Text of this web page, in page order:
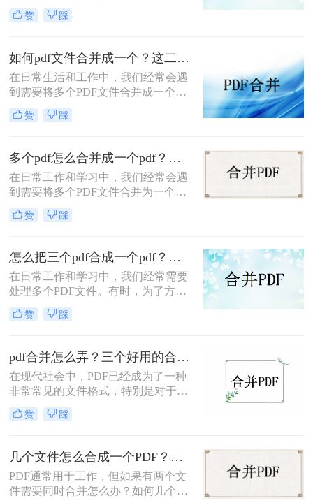
PDF文件合并为一个时。合并PDF文
件可以方便我们管理和分享信息，提
呢？本文将为您介绍几种简单易行的
方法，帮助您轻松合并两个PDF文
件。
赞 踩
如何pdf文件合并成一个？这二种操作方法十分简单！
在日常生活和工作中，我们经常会遇
到需要将多个PDF文件合并成一个的
情况。这种需求在整理报告、收集资
料或准备演示文稿时尤为常见。合并
还能提高查阅效率。那么如何pdf文件
合并成一个呢？下面，我们将介绍几
种简单有效的方法，帮助您轻松地将
多个PDF文件合并成一个。
赞 踩
多个pdf怎么合并成一个pdf？分享简单易操作的三种方法！
在日常工作和学习中，我们经常会遇
到需要将多个PDF文件合并为一个的
情况。例如，你可能需要将多个章节
的PDF文件合并为一个完整的书籍，
个总的报告。下面，我将为你详细介
绍多个PDF怎么合并成一个PDF。
赞 踩
怎么把三个pdf合成一个pdf？教你三招轻松摆平！
在日常工作和学习中，我们经常需要
处理多个PDF文件。有时，为了方便
查阅和分享，我们可能希望将这些
PDF文件合并成一个。下面将详细介
你更好地整理和管理文件。
赞 踩
pdf合并怎么弄？三个好用的合并方法分享！
在现代社会中，PDF已经成为了一种
非常常见的文件格式，特别是对于需
要保持文件格式不变的场合，PDF非
常有用。而对于一些需要合并多个
么PDF合并怎么弄呢？下面将为大家
介绍三种方法，帮助大家快速、方便
地解决这个问题。
赞 踩
几个文件怎么合成一个PDF？这三种操作方法十分简单!！
PDF通常用于工作，但如果有两个文
件需要同时合并怎么办？如何几个文